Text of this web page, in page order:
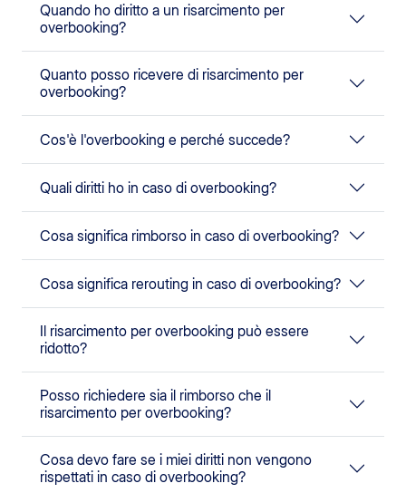
Quando ho diritto a un risarcimento per
overbooking?
Quanto posso ricevere di risarcimento per
overbooking?
Cos'è l'overbooking e perché succede?
Quali diritti ho in caso di overbooking?
Cosa significa rimborso in caso di overbooking?
Cosa significa rerouting in caso di overbooking?
Il risarcimento per overbooking può essere
ridotto?
Posso richiedere sia il rimborso che il
risarcimento per overbooking?
Cosa devo fare se i miei diritti non vengono
rispettati in caso di overbooking?